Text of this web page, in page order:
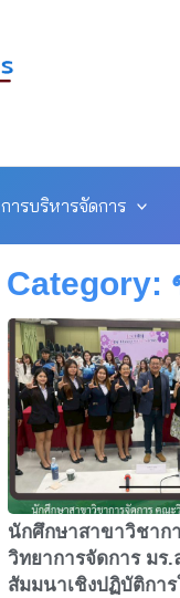
การบริหารจัดการ
Category:
นักศึกษาสาขาวิชาก
วิทยาการจัดการ มร.
สัมมนาเชิงปฏิบัติกา
Page
PagePagePage